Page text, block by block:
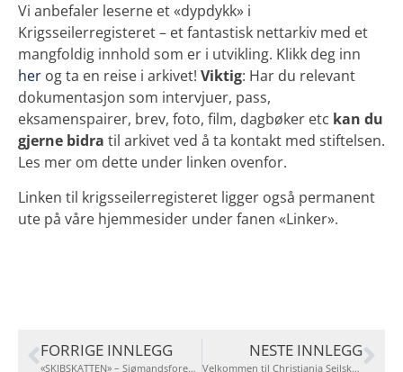
Vi anbefaler leserne et «dypdykk» i
Krigsseilerregisteret – et fantastisk nettarkiv med et
mangfoldig innhold som er i utvikling. Klikk deg inn
her og ta en reise i arkivet! Viktig: Har du relevant
dokumentasjon som intervjuer, pass,
eksamenspairer, brev, foto, film, dagbøker etc kan du
gjerne bidra til arkivet ved å ta kontakt med stiftelsen.
Les mer om dette under linken ovenfor.
Linken til krigsseilerregisteret ligger også permanent
ute på våre hjemmesider under fanen «Linker».
FORRIGE INNLEGG
«SKIBSKATTEN» – Sjømandsforeningens første avis
NESTE INNLEGG
Velkommen til Christiania Seilskuteklubb